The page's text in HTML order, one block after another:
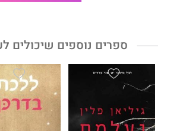
לזקק מבט משמעותי על המסתורין הנפלא
ספרים נוספים שיכולים